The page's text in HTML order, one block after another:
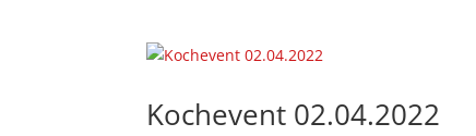
Kochevent 02.04.2022